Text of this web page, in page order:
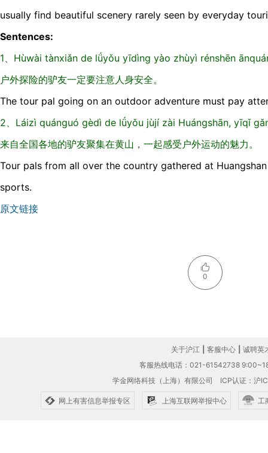
usually find beautiful scenery rarely seen by everyday
Sentences:
1、Hùwài tànxiǎn de lǘyǒu yīdìng yào zhùyì rénshēn
户外探险的驴友一定要注意人身安全。
The tour pal going on an outdoor adventure must pay
2、Láizì quánguó gèdì de lǘyǒu jùjí zài Huángshān, yīqǐ
来自全国各地的驴友聚集在黄山，一起感受户外运动的魅力。
Tour pals from all over the country gathered at
sports.
原文链接
0
关于沪江 客服中心
诚聘英
客服热线电话：021-61542738
学金网络科技（上海）有限公司 ICP认证：沪
网上有害信息举报专区 上海互联网举报中心 工